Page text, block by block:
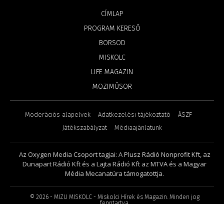
CÍMLAP
PROGRAM KERESŐ
BORSOD
MISKOLC
LIFE MAGAZIN
MOZIMŰSOR
Moderációs alapelvek Adatkezelési tájékoztató
ÁSZF
Játékszabályzat
Médiaajánlatunk
Az Oxygen Media Csoport tagjai: A Plusz Rádió Nonprofit Kft, az
Dunapart Rádió Kft és a Lajta Rádió Kft az MTVA és a Magyar
Média Mecanatúra támogatottja.
© 2026- MIZU MISKOLC - Miskolci Hírek és Magazin. Minden jog